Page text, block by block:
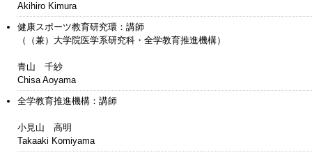
Akihiro Kimura
健康スポーツ教育研究環：講師
（（兼）大学院医学系研究科・全学教育推進機構）
青山 千紗
Chisa Aoyama
全学教育推進機構：講師
小見山 高明
Takaaki Komiyama